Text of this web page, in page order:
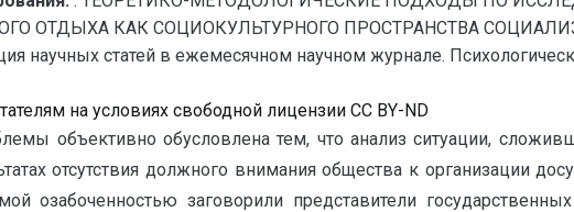
ОТДЫХА КАК СОЦИОКУЛЬТУРНОГО ПРОСТРАНСТВА
научных статей в ежемесячном научном журнале.
на условиях свободной лицензии CC BY-ND
объективно обусловлена тем, что анализ ситуации,
отсутствия должного внимания общества к организации
озабоченностью заговорили представители